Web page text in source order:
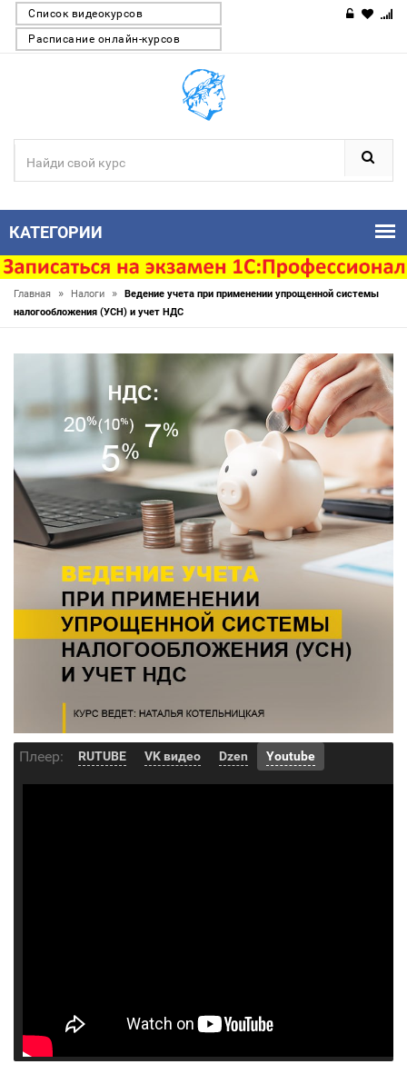
Список видеокурсов
Расписание онлайн-курсов
КАТЕГОРИИ
Главная » Налоги »
Ведение учета при применении упрощенной системы
налогообложения (УСН) и учет НДС
Плеер: RUTUBE VK видео Dzen Youtube